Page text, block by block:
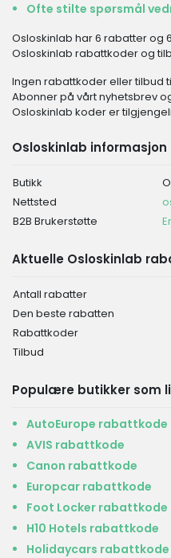
Ofte stilte spørsmål
Osloskinlab har 6 rabatter og
Osloskinlab rabattkoder og
Ingen rabattkoder eller tilbud
Abonner på vårt nyhetsbrev
Osloskinlab koder er
Osloskinlab informasjon
Butikk
Nettsted
B2B Brukerstøtte
Aktuelle Osloskinlab
Antall rabatter
Den beste rabatten
Rabattkoder
Tilbud
Populære butikker som
AutoEurope rabattkode
AVIS rabattkode
Canon rabattkode
Europcar rabattkode
Foot Locker rabattkode
H10 Hotels rabattkode
Holidaycars rabattkode